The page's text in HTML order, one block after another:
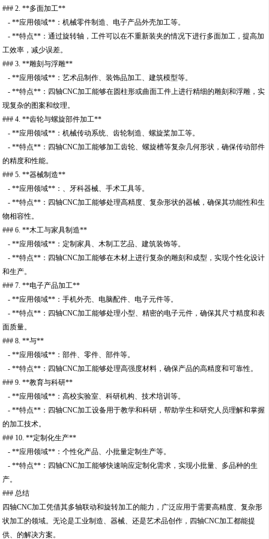
### 2. **多面加工**
- **应用领域**：机械零件制造、电子产品外壳加工等。
- **特点**：通过旋转轴，工件可以在不重新装夹的情况下进行多面加工，提高加
工效率，减少误差。
### 3. **雕刻与浮雕**
- **应用领域**：艺术品制作、装饰品加工、建筑模型等。
- **特点**：四轴CNC加工能够在圆柱形或曲面工件上进行精细的雕刻和浮雕，实
现复杂的图案和纹理。
### 4. **齿轮与螺旋部件加工**
- **应用领域**：机械传动系统、齿轮制造、螺旋桨加工等。
- **特点**：四轴CNC加工能够加工齿轮、螺旋槽等复杂几何形状，确保传动部件
的精度和性能。
### 5. **器械制造**
- **应用领域**：、牙科器械、手术工具等。
- **特点**：四轴CNC加工能够处理高精度、复杂形状的器械，确保其功能性和生
物相容性。
### 6. **木工与家具制造**
- **应用领域**：定制家具、木制工艺品、建筑装饰等。
- **特点**：四轴CNC加工能够在木材上进行复杂的雕刻和成型，实现个性化设计
和生产。
### 7. **电子产品加工**
- **应用领域**：手机外壳、电脑配件、电子元件等。
- **特点**：四轴CNC加工能够处理小型、精密的电子元件，确保其尺寸精度和表
面质量。
### 8. **与**
- **应用领域**：部件、零件、部件等。
- **特点**：四轴CNC加工能够处理高强度材料，确保产品的高精度和可靠性。
### 9. **教育与科研**
- **应用领域**：高校实验室、科研机构、技术培训等。
- **特点**：四轴CNC加工设备用于教学和科研，帮助学生和研究人员理解和掌握
的加工技术。
### 10. **定制化生产**
- **应用领域**：个性化产品、小批量定制生产等。
- **特点**：四轴CNC加工能够快速响应定制化需求，实现小批量、多品种的生
产。
### 总结
四轴CNC加工凭借其多轴联动和旋转加工的能力，广泛应用于需要高精度、复杂形
状加工的领域。无论是工业制造、器械、还是艺术品创作，四轴CNC加工都能提
供、的解决方案。